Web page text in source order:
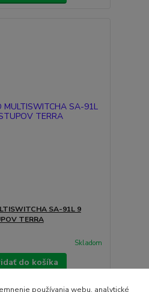
SA-91L 9
TERRA
Skladom
do košíka
používania webu, analytické